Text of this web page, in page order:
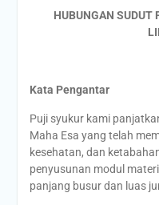
HUBUNGAN SUDUT
Kata Pengantar
Puji syukur kami
Maha Esa yang telah
kesehatan, dan
penyusunan modul
panjang busur dan luas